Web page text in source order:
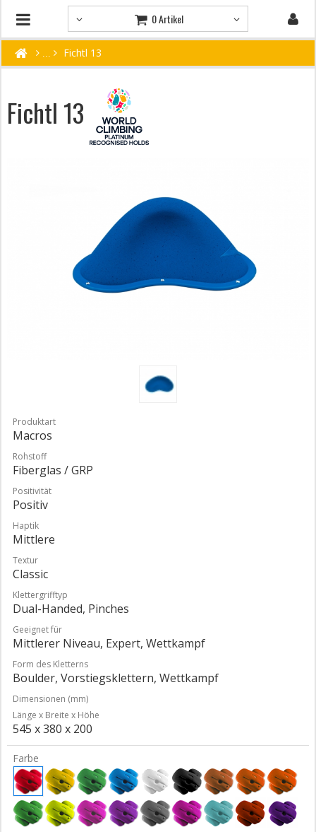
0 Artikel
Fichtl 13
Fichtl 13
Produktart
Macros
Rohstoff
Fiberglas / GRP
Positivität
Positiv
Haptik
Mittlere
Textur
Classic
Klettergrifftyp
Dual-Handed, Pinches
Geeignet für
Mittlerer Niveau, Expert, Wettkampf
Form des Kletterns
Boulder, Vorstiegsklettern, Wettkampf
Dimensionen (mm)
Länge x Breite x Höhe
545 x 380 x 200
Farbe